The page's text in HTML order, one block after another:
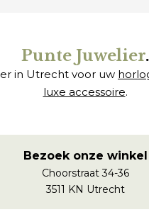
Punte Juwelier.
in Utrecht voor uw
luxe accessoire.
Bezoek onze winkel
Choorstraat 34-36
3511 KN Utrecht